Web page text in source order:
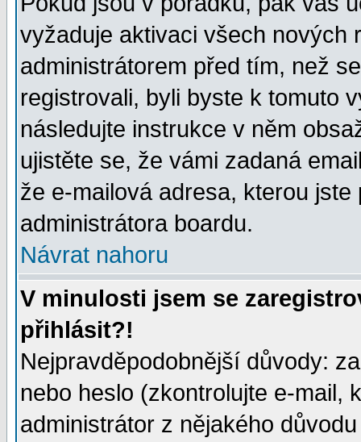
vyžaduje aktivaci všech nových
administrátorem před tím, než
registrovali, byli byste k tomuto
následujte instrukce v něm
ujistěte se, že vámi zadaná
že e-mailová adresa, kterou
administrátora boardu.
Návrat nahoru
V minulosti jsem se
přihlásit?!
Nejpravděpodobnější důvody:
nebo heslo (zkontrolujte e-mail,
administrátor z nějakého